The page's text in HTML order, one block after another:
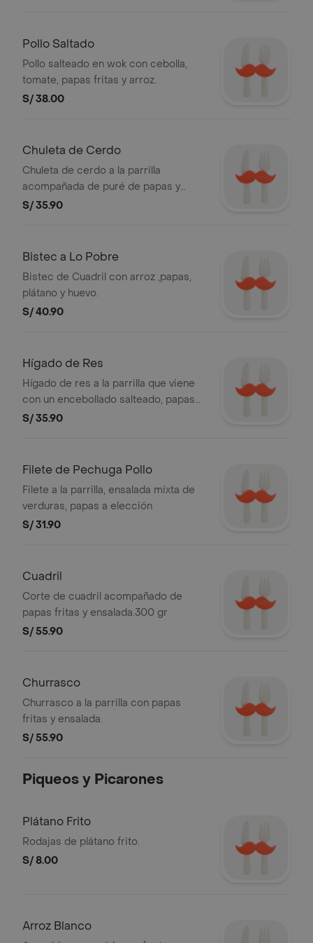
Pollo Saltado
Pollo salteado en wok con cebolla,
tomate, papas fritas y arroz.
S/ 38.00
Chuleta de Cerdo
Chuleta de cerdo a la parrilla
acompañada de puré de papas y
brócoli.
S/ 35.90
Bistec a Lo Pobre
Bistec de Cuadril con arroz ,papas,
plátano y huevo.
S/ 40.90
Hígado de Res
Hígado de res a la parrilla que viene
con un encebollado salteado, papas
doradas y arroz.
S/ 35.90
Filete de Pechuga Pollo
Filete a la parrilla, ensalada mixta de
verduras, papas a elección
S/ 31.90
Cuadril
Corte de cuadril acompañado de
papas fritas y ensalada.300 gr
S/ 55.90
Churrasco
Churrasco a la parrilla con papas
fritas y ensalada.
S/ 55.90
Piqueos y Picarones
Plátano Frito
Rodajas de plátano frito.
S/ 8.00
Arroz Blanco